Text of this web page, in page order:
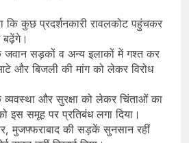
कि कुछ प्रदर्शनकारी रावलकोट पहुंचकर
जवान सड़कों व अन्य इलाकों में गश्त कर
और बिजली की मांग को लेकर विरोध
व्यवस्था और सुरक्षा को लेकर चिंताओं का
इस समूह पर प्रतिबंध लगा दिया।
मुजफ्फराबाद की सड़कें सुनसान रहीं